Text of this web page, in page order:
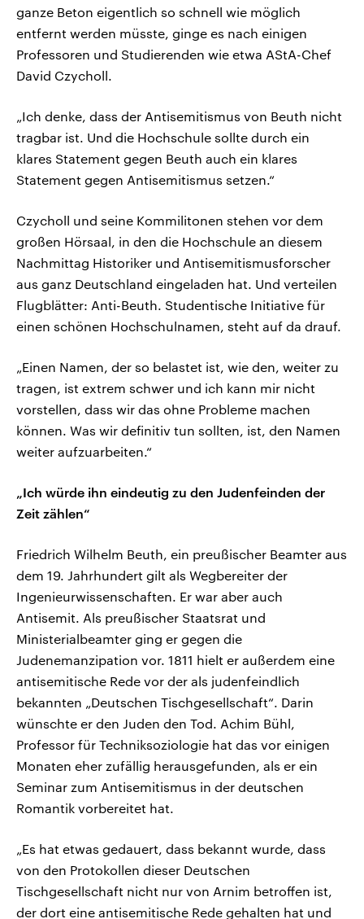
ganze Beton eigentlich so schnell wie möglich
entfernt werden müsste, ginge es nach einigen
Professoren und Studierenden wie etwa AStA-Chef
David Czycholl.
„Ich denke, dass der Antisemitismus von Beuth nicht
tragbar ist. Und die Hochschule sollte durch ein
klares Statement gegen Beuth auch ein klares
Statement gegen Antisemitismus setzen.“
Czycholl und seine Kommilitonen stehen vor dem
großen Hörsaal, in den die Hochschule an diesem
Nachmittag Historiker und Antisemitismusforscher
aus ganz Deutschland eingeladen hat. Und verteilen
Flugblätter: Anti-Beuth. Studentische Initiative für
einen schönen Hochschulnamen, steht auf da drauf.
„Einen Namen, der so belastet ist, wie den, weiter zu
tragen, ist extrem schwer und ich kann mir nicht
vorstellen, dass wir das ohne Probleme machen
können. Was wir definitiv tun sollten, ist, den Namen
weiter aufzuarbeiten.“
„Ich würde ihn eindeutig zu den Judenfeinden der
Zeit zählen“
Friedrich Wilhelm Beuth, ein preußischer Beamter aus
dem 19. Jahrhundert gilt als Wegbereiter der
Ingenieurwissenschaften. Er war aber auch
Antisemit. Als preußischer Staatsrat und
Ministerialbeamter ging er gegen die
Judenemanzipation vor. 1811 hielt er außerdem eine
antisemitische Rede vor der als judenfeindlich
bekannten „Deutschen Tischgesellschaft“. Darin
wünschte er den Juden den Tod. Achim Bühl,
Professor für Techniksoziologie hat das vor einigen
Monaten eher zufällig herausgefunden, als er ein
Seminar zum Antisemitismus in der deutschen
Romantik vorbereitet hat.
„Es hat etwas gedauert, dass bekannt wurde, dass
von den Protokollen dieser Deutschen
Tischgesellschaft nicht nur von Arnim betroffen ist,
der dort eine antisemitische Rede gehalten hat und